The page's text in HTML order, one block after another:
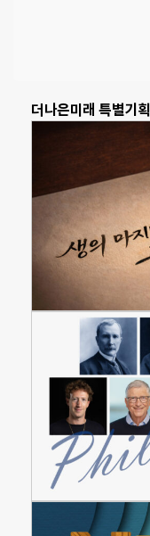
더나은미래 특별기획